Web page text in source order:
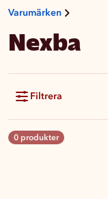
Varumärken
Nexba
Filtrera
0 produkter